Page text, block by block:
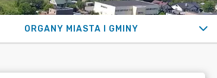
ORGANY MIASTA I GMINY